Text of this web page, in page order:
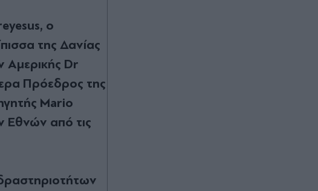
ο
της Δανίας
Αμερικής Dr
Πρόεδρος της
Mario
Εθνών από τις